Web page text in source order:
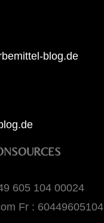
blog.de
605 104 00024
Fr : 60449605104